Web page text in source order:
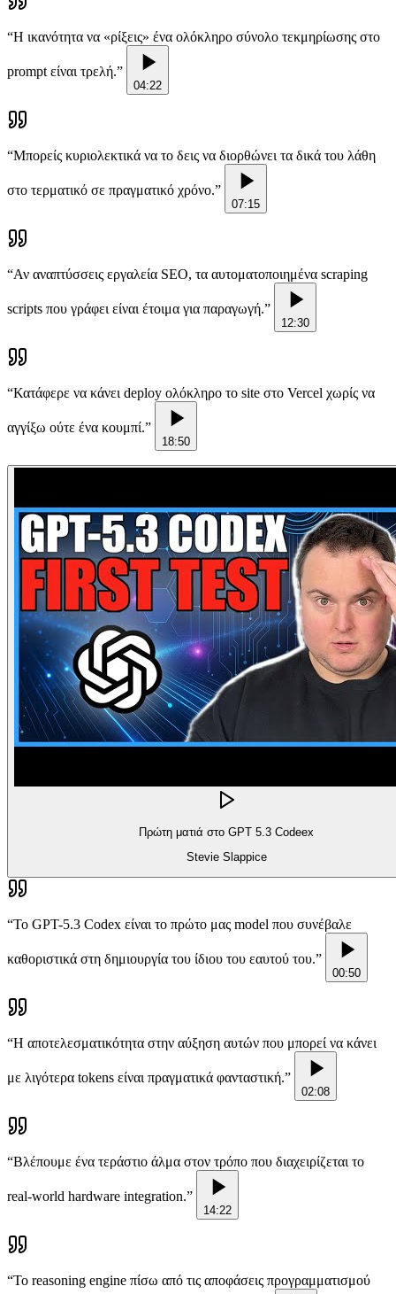
“Η ικανότητα να «ρίξεις» ένα ολόκληρο σύνολο τεκμηρίωσης στο
prompt είναι τρελή.”
04:22
“Μπορείς κυριολεκτικά να το δεις να διορθώνει τα δικά του λάθη
στο τερματικό σε πραγματικό χρόνο.”
07:15
“Αν αναπτύσσεις εργαλεία SEO, τα αυτοματοποιημένα scraping
scripts που γράφει είναι έτοιμα για παραγωγή.”
12:30
“Κατάφερε να κάνει deploy ολόκληρο το site στο Vercel χωρίς να
αγγίξω ούτε ένα κουμπί.”
18:50
Πρώτη ματιά στο GPT 5.3 Codeex
Stevie Slappice
“Το GPT-5.3 Codex είναι το πρώτο μας model που συνέβαλε
καθοριστικά στη δημιουργία του ίδιου του εαυτού του.”
00:50
“Η αποτελεσματικότητα στην αύξηση αυτών που μπορεί να κάνει
με λιγότερα tokens είναι πραγματικά φανταστική.”
02:08
“Βλέπουμε ένα τεράστιο άλμα στον τρόπο που διαχειρίζεται το
real-world hardware integration.”
14:22
“Το reasoning engine πίσω από τις αποφάσεις προγραμματισμού